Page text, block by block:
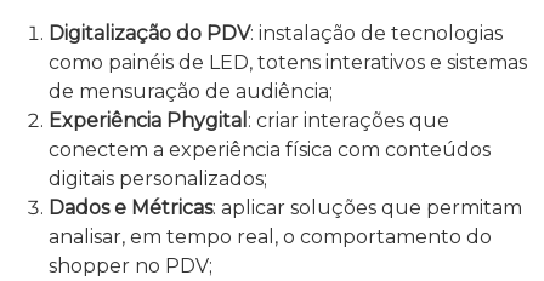
Digitalização do PDV: instalação de tecnologias
como painéis de LED, totens interativos e sistemas
de mensuração de audiência;
Experiência Phygital : criar interações que
conectem a experiência física com conteúdos
digitais personalizados;
Dados e Métricas: aplicar soluções que permitam
analisar, em tempo real, o comportamento do
shopper no PDV;